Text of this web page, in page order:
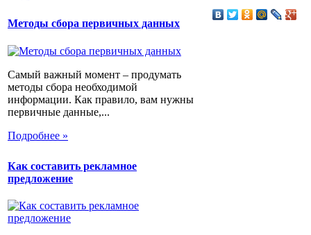
Методы сбора первичных данных
Самый важный момент – продумать
методы сбора необходимой
информации. Как правило, вам нужны
первичные данные,...
Подробнее »
Как составить рекламное
предложение